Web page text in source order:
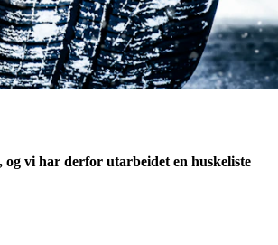
vi har derfor utarbeidet en huskeliste